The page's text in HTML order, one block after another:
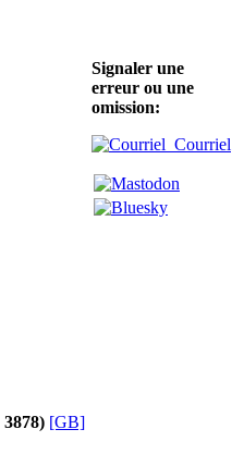
3878) [GB]
Signaler une
erreur ou une
omission:
Courriel